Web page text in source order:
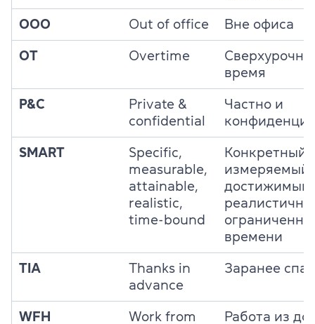
OOO Out of office Вне офиса
OT Overtime
время
P&C
Private &
confidential
Частно и
SMART
Specific,
measurable,
attainable,
realistic,
time-bound
Конкретный,
измеряемый,
достижимый,
времени
TIA
Thanks in
advance
Заранее
WFH
Work from
Работа из